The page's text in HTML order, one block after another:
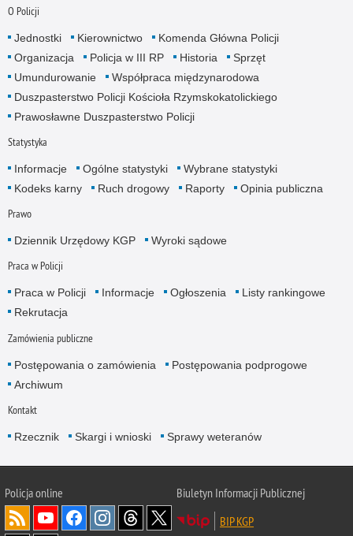
O Policji
Jednostki Kierownictwo
Komenda Główna Policji
Organizacja
Policja w III RP Historia
Sprzęt
Umundurowanie
Współpraca międzynarodowa
Duszpasterstwo Policji Kościoła Rzymskokatolickiego
Prawosławne Duszpasterstwo Policji
Statystyka
Informacje Ogólne statystyki
Wybrane statystyki
Kodeks karny
Ruch drogowy Raporty Opinia publiczna
Prawo
Dziennik Urzędowy KGP Wyroki sądowe
Praca w Policji
Praca w Policji Informacje Ogłoszenia
Listy rankingowe
Rekrutacja
Zamówienia publiczne
Postępowania o zamówienia
Postępowania podprogowe
Archiwum
Kontakt
Rzecznik Skargi i wnioski Sprawy weteranów
Policjaonline
Biuletyn Informacji Publicznej
BIP KGP